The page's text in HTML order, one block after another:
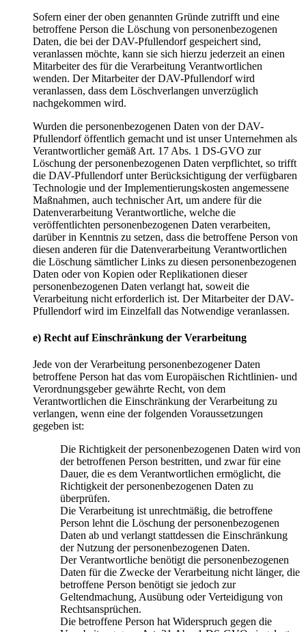
Sofern einer der oben genannten Gründe zutrifft und eine
betroffene Person die Löschung von personenbezogenen
Daten, die bei der DAV-Pfullendorf gespeichert sind,
veranlassen möchte, kann sie sich hierzu jederzeit an einen
Mitarbeiter des für die Verarbeitung Verantwortlichen
wenden. Der Mitarbeiter der DAV-Pfullendorf wird
veranlassen, dass dem Löschverlangen unverzüglich
nachgekommen wird.
Wurden die personenbezogenen Daten von der DAV-
Pfullendorf öffentlich gemacht und ist unser Unternehmen als
Verantwortlicher gemäß Art. 17 Abs. 1 DS-GVO zur
Löschung der personenbezogenen Daten verpflichtet, so trifft
die DAV-Pfullendorf unter Berücksichtigung der verfügbaren
Technologie und der Implementierungskosten angemessene
Maßnahmen, auch technischer Art, um andere für die
Datenverarbeitung Verantwortliche, welche die
veröffentlichten personenbezogenen Daten verarbeiten,
darüber in Kenntnis zu setzen, dass die betroffene Person von
diesen anderen für die Datenverarbeitung Verantwortlichen
die Löschung sämtlicher Links zu diesen personenbezogenen
Daten oder von Kopien oder Replikationen dieser
personenbezogenen Daten verlangt hat, soweit die
Verarbeitung nicht erforderlich ist. Der Mitarbeiter der DAV-
Pfullendorf wird im Einzelfall das Notwendige veranlassen.
e) Recht auf Einschränkung der Verarbeitung
Jede von der Verarbeitung personenbezogener Daten
betroffene Person hat das vom Europäischen Richtlinien- und
Verordnungsgeber gewährte Recht, von dem
Verantwortlichen die Einschränkung der Verarbeitung zu
verlangen, wenn eine der folgenden Voraussetzungen
gegeben ist:
Die Richtigkeit der personenbezogenen Daten wird von
der betroffenen Person bestritten, und zwar für eine
Dauer, die es dem Verantwortlichen ermöglicht, die
Richtigkeit der personenbezogenen Daten zu
überprüfen.
Die Verarbeitung ist unrechtmäßig, die betroffene
Person lehnt die Löschung der personenbezogenen
Daten ab und verlangt stattdessen die Einschränkung
der Nutzung der personenbezogenen Daten.
Der Verantwortliche benötigt die personenbezogenen
Daten für die Zwecke der Verarbeitung nicht länger, die
betroffene Person benötigt sie jedoch zur
Geltendmachung, Ausübung oder Verteidigung von
Rechtsansprüchen.
Die betroffene Person hat Widerspruch gegen die